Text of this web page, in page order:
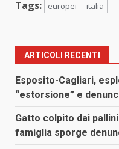
Tags: europei italia
ARTICOLI RECENTI
Esposito-Cagliari,
“estorsione” e
Gatto colpito dai
famiglia sporge